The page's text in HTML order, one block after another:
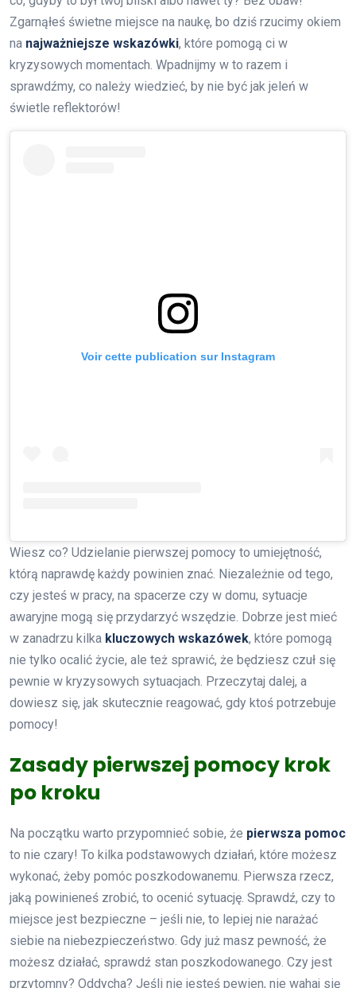
Zgarnąłeś świetne miejsce na naukę, bo dziś rzucimy okiem
na najważniejsze wskazówki, które pomogą ci w
kryzysowych momentach. Wpadnijmy w to razem i
sprawdźmy, co należy wiedzieć, by nie być jak jeleń w
świetle reflektorów!
Voir cette publication sur Instagram
Wiesz co? Udzielanie pierwszej pomocy to umiejętność,
którą naprawdę każdy powinien znać. Niezależnie od tego,
czy jesteś w pracy, na spacerze czy w domu, sytuacje
awaryjne mogą się przydarzyć wszędzie. Dobrze jest mieć
w zanadrzu kilka kluczowych wskazówek, które pomogą
nie tylko ocalić życie, ale też sprawić, że będziesz czuł się
pewnie w kryzysowych sytuacjach. Przeczytaj dalej, a
dowiesz się, jak skutecznie reagować, gdy ktoś potrzebuje
pomocy!
Zasady pierwszej pomocy krok
po kroku
Na początku warto przypomnieć sobie, że pierwsza pomoc
to nie czary! To kilka podstawowych działań, które możesz
wykonać, żeby pomóc poszkodowanemu. Pierwsza rzecz,
jaką powinieneś zrobić, to ocenić sytuację. Sprawdź, czy to
miejsce jest bezpieczne – jeśli nie, to lepiej nie narażać
siebie na niebezpieczeństwo. Gdy już masz pewność, że
możesz działać, sprawdź stan poszkodowanego. Czy jest
przytomny? Oddycha? Jeśli nie jesteś pewien, nie wahaj się